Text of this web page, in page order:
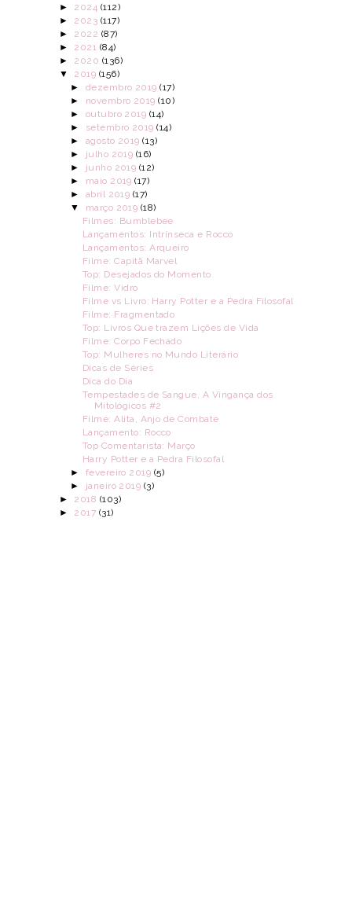
► 2024 (112)
► 2023 (117)
► 2022 (87)
► 2021 (84)
► 2020 (136)
▼ 2019 (156)
► dezembro 2019(17)
► novembro 2019(10)
► outubro 2019 (14)
► setembro 2019(14)
► agosto 2019(13)
► julho 2019 (16)
► junho 2019 (12)
► maio 2019(17)
► abril 2019 (17)
▼ março 2019 (18)
Filmes: Bumblebee
Lançamentos: Intrínseca e Rocco
Lançamentos: Arqueiro
Filme: Capitã Marvel
Top: Desejados do Momento
Filme: Vidro
Filme vs Livro: Harry Potter e a Pedra Filosofal
Filme: Fragmentado
Top: Livros Que trazem Lições de Vida
Filme: Corpo Fechado
Top: Mulheres no Mundo Literário
Dicas de Séries
Dica do Dia
Tempestades de Sangue, A Vingança dos
Mitológicos #2
Filme: Alita, Anjo de Combate
Lançamento: Rocco
Top Comentarista: Março
Harry Potter e a Pedra Filosofal
► fevereiro 2019 (5)
► janeiro 2019 (3)
► 2018 (103)
► 2017 (31)